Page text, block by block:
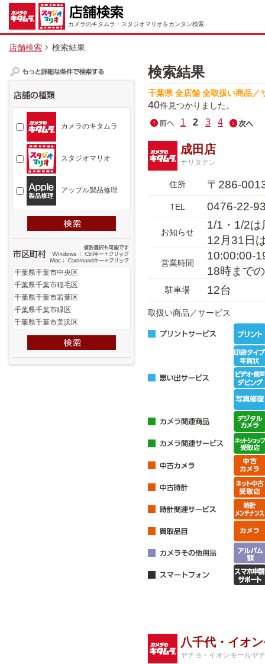
カメラのキタムラ・スタジオマリオをカンタン検索
店舗検索 検索結果
検索結果
千葉県 全店舗 全取扱い商品／
40件見つかりました。
1 2 3 4
成田店
ナリタテン
住所 〒286-
TEL 0476-22-
お知らせ
1/1・1/2は
12月31日
営業時間
10:00:00-
18時まで
駐車場 12台
取扱い商品／サービス
八千代・イオ
ヤチヨ・イオンモールヤ
カメラのキタムラ
スタジオマリオ
アップル製品修理